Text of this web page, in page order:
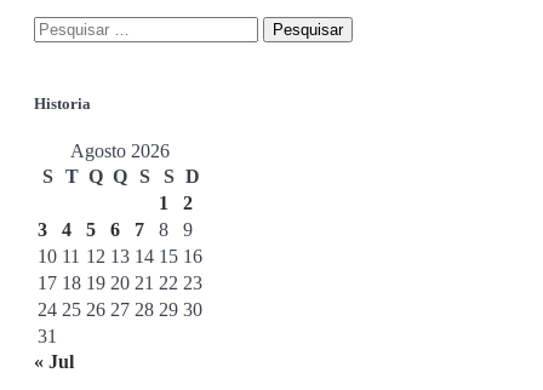
Historia
Agosto 2026
S
T Q Q S S D
1
2
3
4 5 6 7 8
9
10 11 12 13 14 15 16
17 18 19 20 21 22 23
24 25 26 27 28 29 30
31
« Jul